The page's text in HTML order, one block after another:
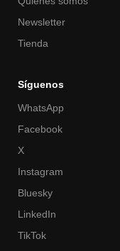
Newsletter
Tienda
Síguenos
WhatsApp
Facebook
X
Instagram
Bluesky
LinkedIn
TikTok